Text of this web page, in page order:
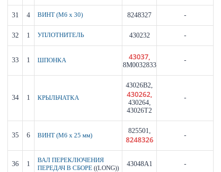
31 4 ВИНТ (M6 x 30) 8248327 -
32 1 УПЛОТНИТЕЛЬ 430232 -
33 1 ШПОНКА 43037,
8M0032833
-
34 1 КРЫЛЬЧАТКА
43026B2,
430262,
430264,
43026T2
-
35 6 ВИНТ (M6 x 25 мм)
825501,
8248326 -
36 1
ВАЛ ПЕРЕКЛЮЧЕНИЯ
ПЕРЕДАЧ В СБОРЕ ((LONG))
43048A1 -